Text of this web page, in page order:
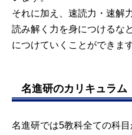
それに加え、速読力・速解
読み解く力を身につけるな
につけていくことができます
名進研のカリキュラム
名進研では5教科全ての科